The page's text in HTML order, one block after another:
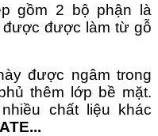
gồm 2 bộ phận là
được được làm từ gỗ
được ngâm trong
thêm lớp bề mặt.
chất liệu khác